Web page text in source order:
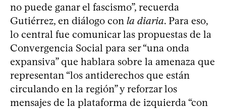
no puede ganar el fascismo”, recuerda
Gutiérrez, en diálogo con la diaria. Para eso,
lo central fue comunicar las propuestas de la
Convergencia Social para ser “una onda
expansiva” que hablara sobre la amenaza que
representan “los antiderechos que están
circulando en la región” y reforzar los
mensajes de la plataforma de izquierda “con